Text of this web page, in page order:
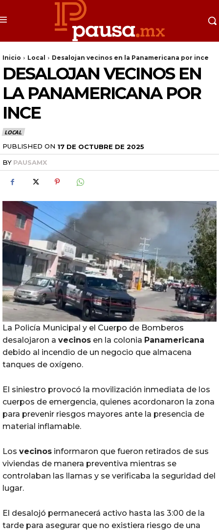
Inicio Local Desalojan vecinos en la Panamericana por ince
DESALOJAN VECINOS EN
LA PANAMERICANA POR
INCE
LOCAL
PUBLISHED ON 17 DE OCTUBRE DE 2025
BY PAUSAMX
La Policía Municipal y el Cuerpo de Bomberos
desalojaron a vecinos en la colonia Panamericana
debido al incendio de un negocio que almacena
tanques de oxígeno.
El siniestro provocó la movilización inmediata de los
cuerpos de emergencia, quienes acordonaron la zona
para prevenir riesgos mayores ante la presencia de
material inflamable.
Los vecinos informaron que fueron retirados de sus
viviendas de manera preventiva mientras se
controlaban las llamas y se verificaba la seguridad del
lugar.
El desalojó permanecerá activo hasta las 3:00 de la
tarde para asegurar que no existiera riesgo de una